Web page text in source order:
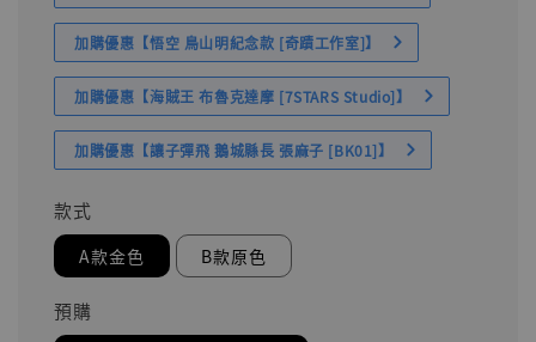
加購優惠【悟空 鳥山明紀念款 [奇蹟工作室]】
加購優惠【海賊王 布魯克達摩 [7STARS Studio]】
加購優惠【讓子彈飛 鵝城縣長 張麻子 [BK01]】
款式
A款金色 B款原色
預購